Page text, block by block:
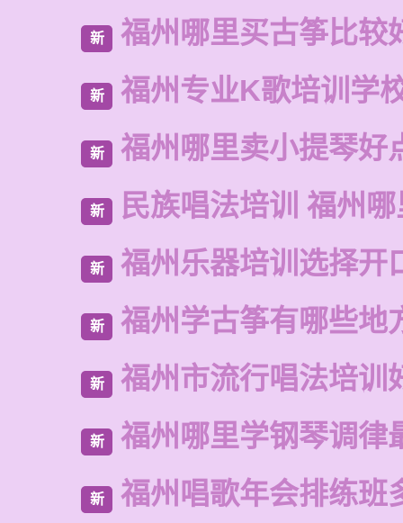
新 福州哪里买古筝比较
新 福州专业K歌培训学
新 福州哪里卖小提琴好
新 民族唱法培训 福州
新 福州乐器培训选择开
新 福州学古筝有哪些地
新 福州市流行唱法培训
新 福州哪里学钢琴调律
新 福州唱歌年会排练班